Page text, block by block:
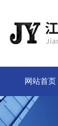
网站首页